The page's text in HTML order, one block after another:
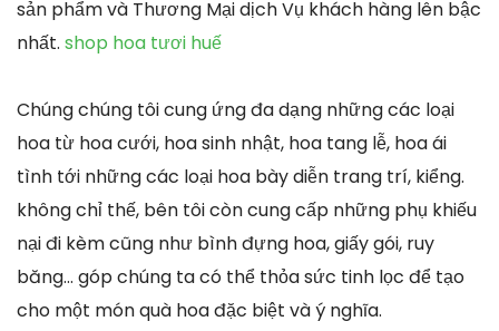
sản phẩm và Thương Mại dịch Vụ khách hàng lên bậc
nhất. shop hoa tươi huế
Chúng chúng tôi cung ứng đa dạng những các loại
hoa từ hoa cưới, hoa sinh nhật, hoa tang lễ, hoa ái
tình tới những các loại hoa bày diễn trang trí, kiểng.
không chỉ thế, bên tôi còn cung cấp những phụ khiếu
nại đi kèm cũng như bình đựng hoa, giấy gói, ruy
băng… góp chúng ta có thể thỏa sức tinh lọc để tạo
cho một món quà hoa đặc biệt và ý nghĩa.